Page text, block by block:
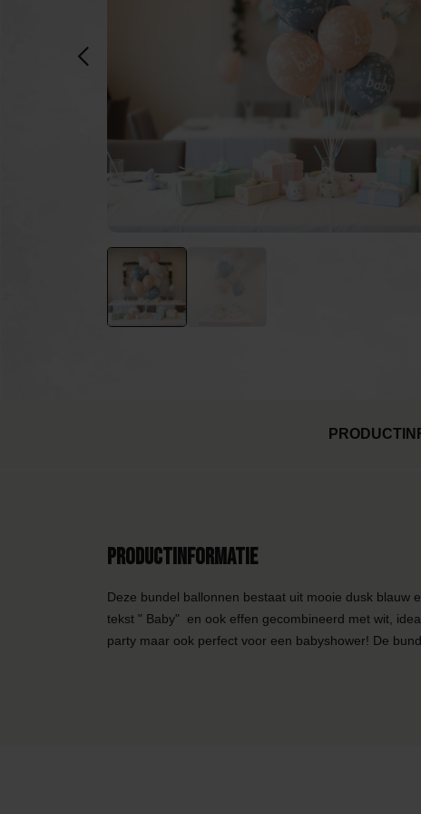
Productinformatie
Deze bundel ballonnen bestaat uit mooie dusk blauw
tekst " Baby" en ook effen gecombineerd met wit,
party maar ook perfect voor een babyshower! De